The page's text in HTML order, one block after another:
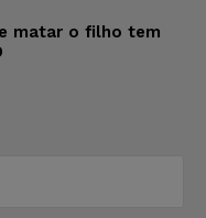
matar o filho tem